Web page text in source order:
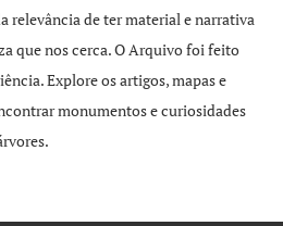
relevância de ter material e narrativa
que nos cerca. O Arquivo foi feito
Explore os artigos, mapas e
monumentos e curiosidades